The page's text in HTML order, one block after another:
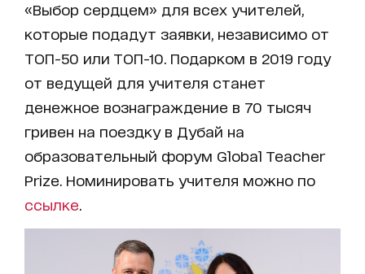
«Выбор сердцем» для всех учителей,
которые подадут заявки, независимо от
ТОП-50 или ТОП-10. Подарком в 2019 году
от ведущей для учителя станет
денежное вознаграждение в 70 тысяч
гривен на поездку в Дубай на
образовательный форум Global Teacher
Prize. Номинировать учителя можно по
ссылке